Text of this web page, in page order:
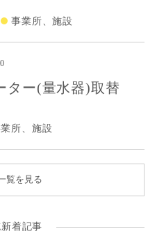
事業所、施設
ター(量水器)取替
所、施設
覧を見る
着記事